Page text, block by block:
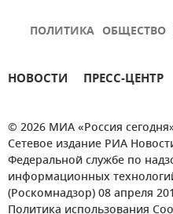
ПОЛИТИКА ОБЩЕСТВО
НОВОСТИ ПРЕСС-ЦЕНТР
© 2026 МИА «Россия
Сетевое издание РИА
Федеральной службе по
информационных
(Роскомнадзор) 08 апреля
Политика использования